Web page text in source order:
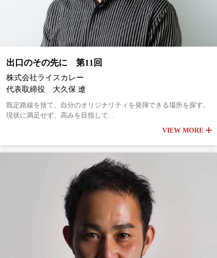
出口のその先に 第11回
株式会社ライスカレー
代表取締役 大久保 遼
既定路線を捨て、自分のオリジナリティを発揮できる場所を探す。
現状に満足せず、高みを目指して...
VIEW MORE